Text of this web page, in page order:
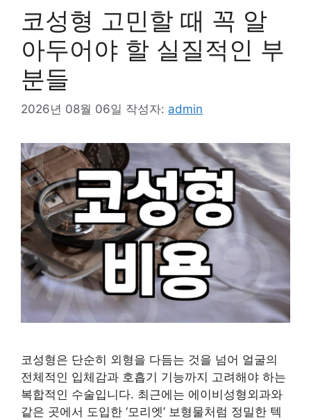
코성형 고민할 때 꼭 알
아두어야 할 실질적인 부
분들
2026년 08월 06일 작성자: admin
코성형은 단순히 외형을 다듬는 것을 넘어 얼굴의
전체적인 입체감과 호흡기 기능까지 고려해야 하는
복합적인 수술입니다. 최근에는 에이비성형외과와
같은 곳에서 도입한 ‘모리엣’ 보형물처럼 정밀한 텍